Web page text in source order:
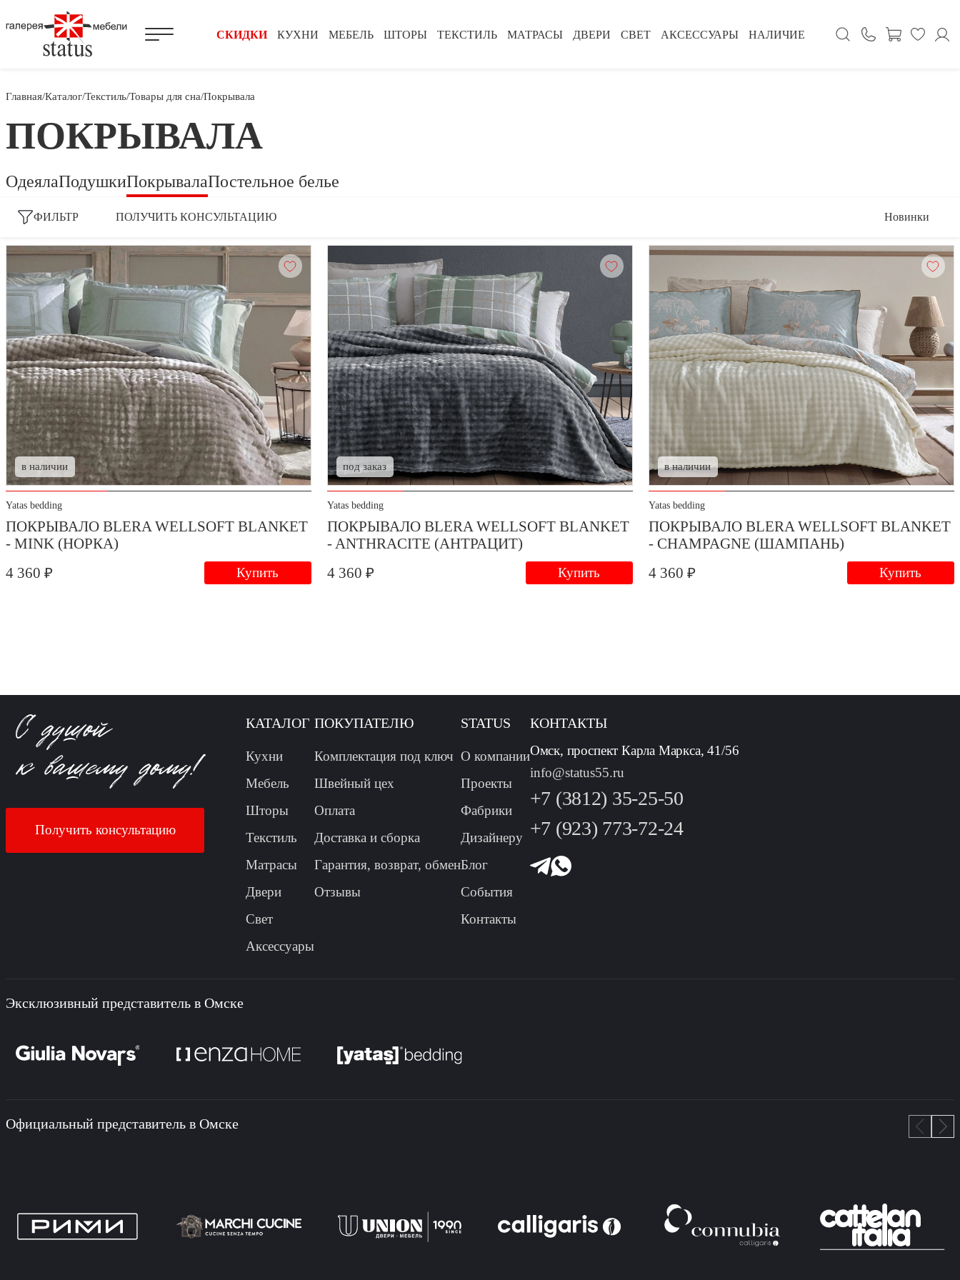
КУХНИ МЕБЕЛЬ ШТОРЫ ТЕКСТИЛЬ МАТРАСЫ ДВЕРИ СВЕТ АКСЕССУАРЫ НАЛИЧИЕ
СКИДКИ
Главная Каталог Текстиль Товары для сна Покрывала
ПОКРЫВАЛА
ОдеялаПодушкиПокрывалаПостельное белье
ФИЛЬТР ПОЛУЧИТЬ КОНСУЛЬТАЦИЮ Новинки
в наличии
Yatas bedding
ПОКРЫВАЛО BLERA WELLSOFT BLANKET
- MINK (НОРКА)
4 360 ₽
Купить
под заказ
Yatas bedding
ПОКРЫВАЛО BLERA WELLSOFT BLANKET
- ANTHRACITE (АНТРАЦИТ)
4 360 ₽
Купить
в наличии
Yatas bedding
ПОКРЫВАЛО BLERA WELLSOFT BLANKET
- CHAMPAGNE (ШАМПАНЬ)
4 360 ₽
Купить
Получить консультацию
КАТАЛОГ
Кухни
Мебель
Шторы
Текстиль
Матрасы
Двери
Свет
Аксессуары
ПОКУПАТЕЛЮ
Комплектация под ключ
Швейный цех
Оплата
Доставка и сборка
Гарантия, возврат, обмен
Отзывы
STATUS
О компании
Проекты
Фабрики
Дизайнеру
Блог
События
Контакты
КОНТАКТЫ
Омск, проспект Карла Маркса, 41/56
info@status55.ru
+7 (3812) 35-25-50
+7 (923) 773-72-24
Эксклюзивный представитель в Омске
Официальный представитель в Омске